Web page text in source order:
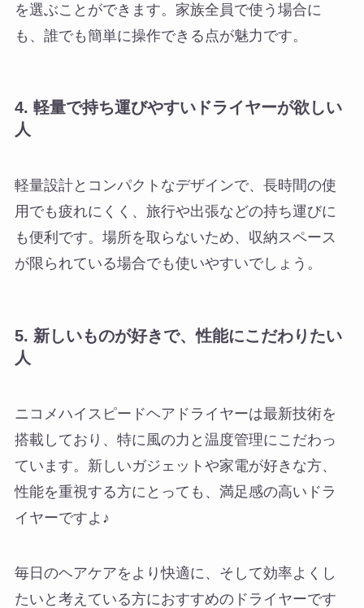
を選ぶことができます。家族全員で使う場合に
も、誰でも簡単に操作できる点が魅力です。
4. 軽量で持ち運びやすいドライヤーが欲しい
人
軽量設計とコンパクトなデザインで、長時間の使
用でも疲れにくく、旅行や出張などの持ち運びに
も便利です。場所を取らないため、収納スペース
が限られている場合でも使いやすいでしょう。
5. 新しいものが好きで、性能にこだわりたい
人
ニコメハイスピードヘアドライヤーは最新技術を
搭載しており、特に風の力と温度管理にこだわっ
ています。新しいガジェットや家電が好きな方、
性能を重視する方にとっても、満足感の高いドラ
イヤーですよ♪
毎日のヘアケアをより快適に、そして効率よくし
たいと考えている方におすすめのドライヤーです